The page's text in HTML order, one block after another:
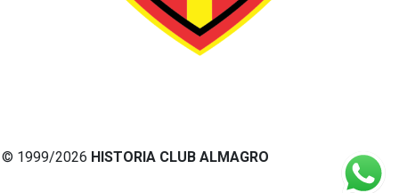
© 1999/2026 HISTORIA CLUB ALMAGRO